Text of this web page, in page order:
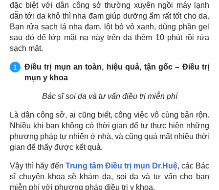
đặc biệt với dân công sở thường xuyên ngồi máy lạnh
dẫn tới da khô thì nha đam giúp dưỡng ẩm rất tốt cho da.
Bạn rửa sạch lá nha đam, lột bỏ vỏ xanh, dùng phần gel
sau đó để lớp mặt nạ này trên da thêm 10 phút rồi rửa
sạch mặt.
Điều trị mụn an toàn, hiệu quả, tận gốc – Điều trị
mụn y khoa
Bác sĩ soi da và tư vấn điều trị miễn phí
Là dân công sở, ai cũng biết, công việc vô cùng bận rộn.
Nhiều khi bạn không có thời gian để tự thực hiện những
phương pháp tự nhiên ở nhà, và cũng quá mất nhiều thời
gian để thấy được kết quả.
Vậy thì hãy đến Trung tâm Điều trị mụn Dr.Huệ, các Bác
sĩ chuyên khoa sẽ khám da, soi da và tư vấn cho bạn
miễn phí với phương pháp điều trị y khoa.